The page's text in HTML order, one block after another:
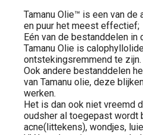
Tamanu Olie™ is een van
en puur het meest effectief;
Eén van de bestanddelen in
Tamanu Olie is
ontstekingsremmend te zijn.
Ook andere bestanddelen
van Tamanu olie, deze
werken.
Het is dan ook niet vreemd
oudsher al toegepast wordt
acne(littekens), wondjes,